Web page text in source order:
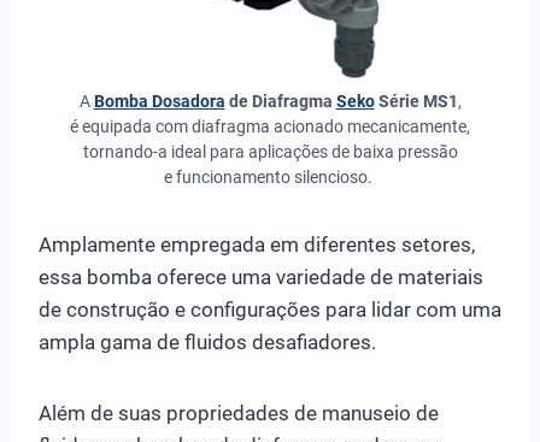
ABomba Dosadora de Diafragma SekoSérie MS1,
é equipada com diafragma acionado mecanicamente,
tornando-a ideal para aplicações de baixa pressão
e funcionamento silencioso.
Amplamente empregada em diferentes setores,
essa bomba oferece uma variedade de materiais
de construção e configurações para lidar com uma
ampla gama de fluidos desafiadores.
Além de suas propriedades de manuseio de